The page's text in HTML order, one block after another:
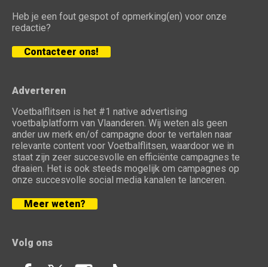
Heb je een fout gespot of opmerking(en) voor onze
redactie?
Contacteer ons!
Adverteren
Voetbalflitsen is het #1 native advertising
voetbalplatform van Vlaanderen. Wij weten als geen
ander uw merk en/of campagne door te vertalen naar
relevante content voor Voetbalflitsen, waardoor we in
staat zijn zeer succesvolle en efficiënte campagnes te
draaien. Het is ook steeds mogelijk om campagnes op
onze succesvolle social media kanalen te lanceren.
Meer weten?
Volg ons